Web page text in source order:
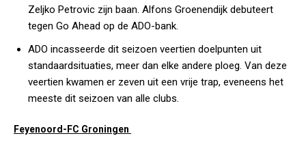
Zeljko Petrovic zijn baan. Alfons Groenendijk debuteert
tegen Go Ahead op de ADO-bank.
ADO incasseerde dit seizoen veertien doelpunten uit
standaardsituaties, meer dan elke andere ploeg. Van deze
veertien kwamen er zeven uit een vrije trap, eveneens het
meeste dit seizoen van alle clubs.
Feyenoord-FC Groningen